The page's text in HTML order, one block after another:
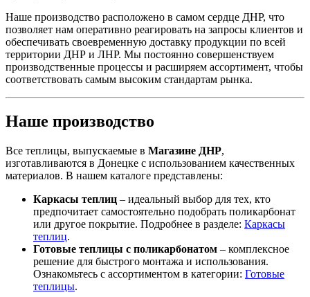
Наше производство расположено в самом сердце ДНР, что
позволяет нам оперативно реагировать на запросы клиентов и
обеспечивать своевременную доставку продукции по всей
территории ДНР и ЛНР. Мы постоянно совершенствуем
производственные процессы и расширяем ассортимент, чтобы
соответствовать самым высоким стандартам рынка.
Наше производство
Все теплицы, выпускаемые в Магазине ДНР,
изготавливаются в Донецке с использованием качественных
материалов. В нашем каталоге представлены:
Каркасы теплиц – идеальный выбор для тех, кто
предпочитает самостоятельно подобрать поликарбонат
или другое покрытие. Подробнее в разделе: Каркасы
теплиц.
Готовые теплицы с поликарбонатом – комплексное
решение для быстрого монтажа и использования.
Ознакомьтесь с ассортиментом в категории: Готовые
теплицы.